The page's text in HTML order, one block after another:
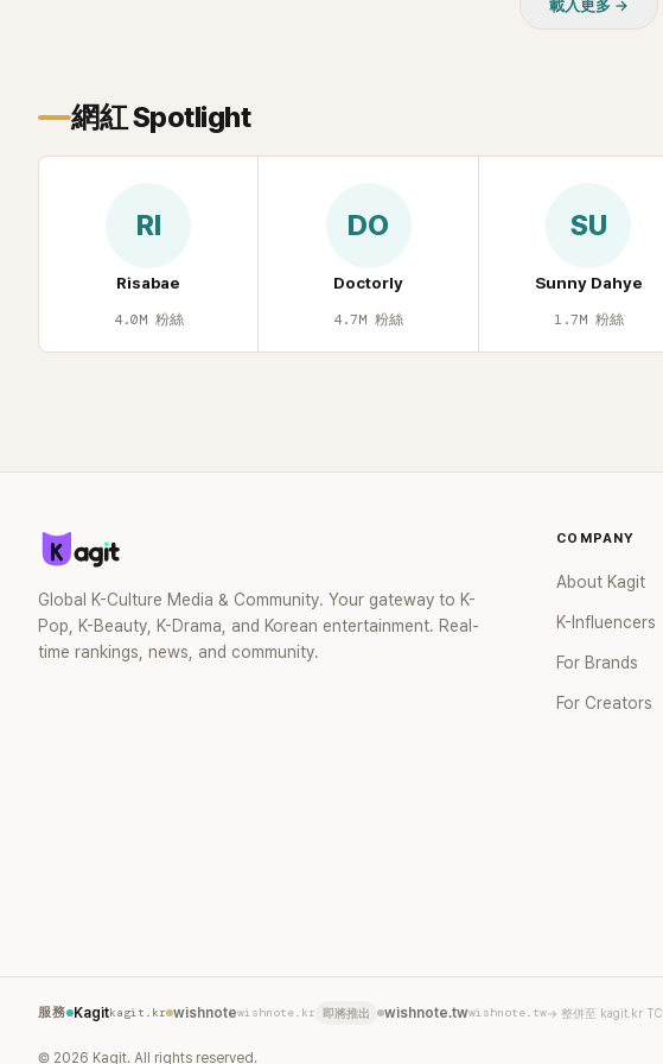
李智惠、徐智英兩位女成員，以及張錫
炫、Chris Kim 兩位男成員組成。不過後來
後，李智惠轉型 solo，靠著綜藝與歌唱實
S#arp，也與 李尚敏 的賞識有關。 感情方
己安排一段休息時間。
載入更多 →
網紅 Spotlight
RI
Risabae
4.0M 粉絲
DO
Doctorly
4.7M 粉絲
SU
Sunny Dahye
1.7M 粉絲
Global K-Culture Media & Community. Your gateway to K-
Pop, K-Beauty, K-Drama, and Korean entertainment. Real-
time rankings, news, and community.
COMPANY
About Kagit
K-Influencers
For Brands
For Creators
服務 Kagitkagit.kr wishnotewishnote.kr 即將推出 wishnote.twwishnote.tw→ 整併至 kagit.kr TC
© 2026 Kagit. All rights reserved.